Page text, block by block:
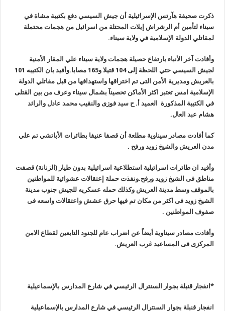
ذكرت صحيفة هآرتس الإسرائيلية أن جيش السيسي دفع بكتيبة مشاة في
سيناء لتأمين أم الرشراش إيلات المحتلة من اسرائيل من هجمات محتملة
لمقاتلي الدولة الإسلامية في ولاية سيناء.
وأفادت آخر الأنباء بارتفاع حصيلة هجمات ولاية سيناء علي المقار الأمنية
لجيش السيسي حتي اللحظة إلى 104 قتيلا و165 مصابا.وأفيد بان الكتيبه 101
بالعريش ومديرية الأمن التى تم اختراقها واستهدافها من قبل مقاتلي الدولة
الإسلامية امس تعتبر اكثر الأماكن تحصينآ بشمال سيناء وعرف من بين القتلى
في الكتيبة المذكورة العميد أ. ح سيد فوزى والنقيب محمد عادل والرائد
هشام عبد العال.
كما أفادت مصادر سيناوية مطلعة أن قصفا عنيفا بطائرات الأباتشي تم علي
مدن العريش والشيخ زويد ورفح .
وأفيد ان طائرات اسرائيلية استطلاعية اسرائيلية بدون طيار (الزنانة) قصفت
مناطق فى الشيخ زويد ورفح.ونفذت حملة إعتقالات عشوائية للمواطنين
بالموقف وسط مدينة العريش وكذلك حمله عسكريه للجيش جنوب مدينة
الشيخ زويد فى اكثر من مكان تم فيها حرق عشش واعتقالات واسعه فى
صفوف المواطنين .
وأفادت مصادر سيناوية أيضاً عن اضراب عام للجنود التابعين لقطاع الامن
المركزى فى المساعيد غرب العريش.
*انفجار قنبلة بجوار السنترال الرئيسي في شارع المدارس بالإسماعيلية
انفجار قنبلة بجوار السنترال الرئيسي في شارع المدارس ب‏الإسماعيلية